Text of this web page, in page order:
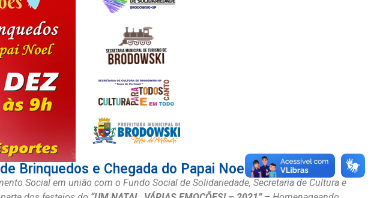
Brinquedos e Chegada do Papai Noel.
Social em união com o Fundo Social de Solidariedade, Secretaria de Cultura e